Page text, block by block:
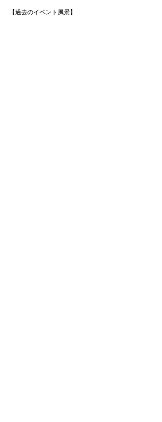
【過去のイベント風景】